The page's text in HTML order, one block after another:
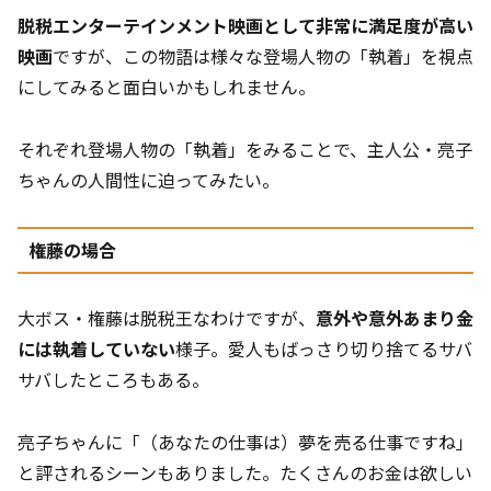
脱税エンターテインメント映画として非常に満足度が高い
映画ですが、この物語は様々な登場人物の「執着」を視点
にしてみると面白いかもしれません。
それぞれ登場人物の「執着」をみることで、主人公・亮子
ちゃんの人間性に迫ってみたい。
権藤の場合
大ボス・権藤は脱税王なわけですが、 意外や意外あまり金
には執着していない様子。愛人もばっさり切り捨てるサバ
サバしたところもある。
亮子ちゃんに「（あなたの仕事は）夢を売る仕事ですね」
と評されるシーンもありました。たくさんのお金は欲しい